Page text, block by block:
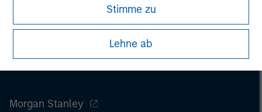
professionellen Anlegers von der Definition der
Stimme zu
Lehne ab
Morgan Stanley